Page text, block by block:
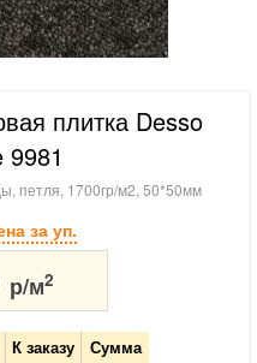
плитка Desso
9981
петля, 1700гр/м2, 50*50мм
за уп.
р/м2
К заказу
Сумма